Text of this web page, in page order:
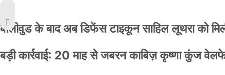
बॉलीवुड के बाद अब डिफेंस टाइकून साहिल लूथरा को
बड़ी कार्रवाई: 20 माह से जबरन काबिज़ कृष्णा कुंज